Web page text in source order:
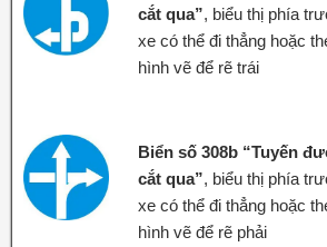
cắt qua”, biểu thị phía
xe có thể đi thẳng hoặc
hình vẽ để rẽ trái
Biển số 308b “Tuyến
cắt qua”, biểu thị phía
xe có thể đi thẳng hoặc
hình vẽ để rẽ phải